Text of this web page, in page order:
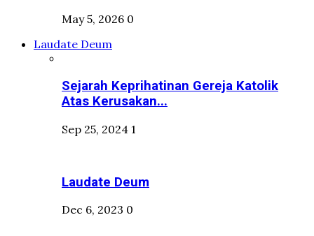
May 5, 2026 0
Laudate Deum
Sejarah Keprihatinan Gereja Katolik
Atas Kerusakan...
Sep 25, 2024 1
Laudate Deum
Dec 6, 2023 0